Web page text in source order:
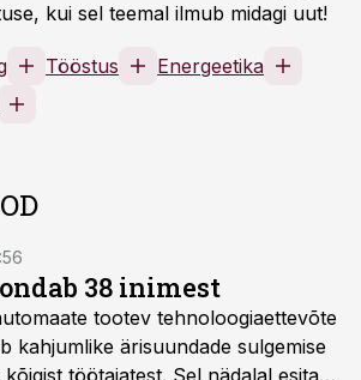
kui sel teemal ilmub midagi uut!
Tööstus
Energeetika
38 inimest
tootev tehnoloogiaettevõte
kahjumlike ärisuundade sulgemise
töötajatest. Sel nädalal esitas